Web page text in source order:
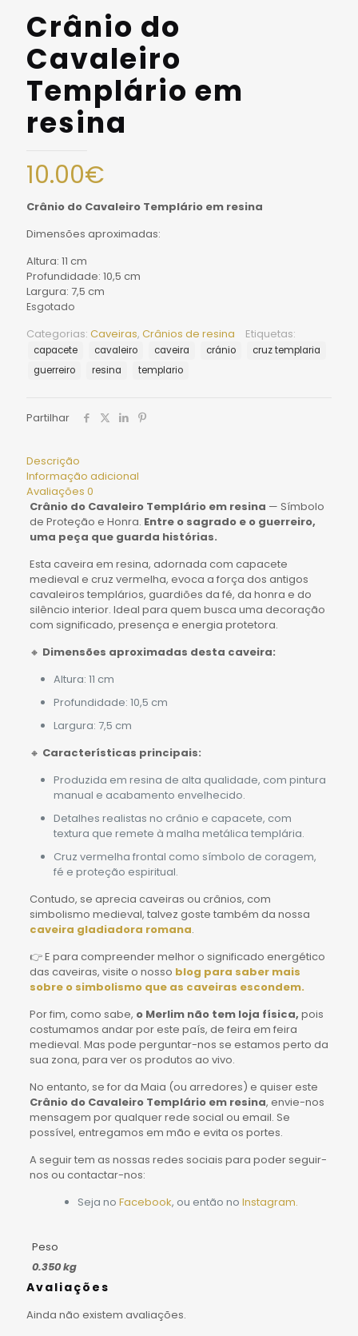
Crânio do
Cavaleiro
Templário em
resina
10.00€
Crânio do Cavaleiro Templário em resina
Dimensões aproximadas:
Altura: 11 cm
Profundidade: 10,5 cm
Largura: 7,5 cm
Esgotado
Categorias: Caveiras, Crânios de resina Etiquetas:
capacete cavaleiro caveira cránio
cruz templaria
guerreiro
resina templario
Partilhar
Descrição
Informação adicional
Avaliações 0
Crânio do Cavaleiro Templário em resina — Símbolo
de Proteção e Honra. Entre o sagrado e o guerreiro,
uma peça que guarda histórias.
Esta caveira em resina, adornada com capacete
medieval e cruz vermelha, evoca a força dos antigos
cavaleiros templários, guardiões da fé, da honra e do
silêncio interior. Ideal para quem busca uma decoração
com significado, presença e energia protetora.
🔸 Dimensões aproximadas desta caveira:
Altura: 11 cm
Profundidade: 10,5 cm
Largura: 7,5 cm
🔸 Características principais:
Produzida em resina de alta qualidade, com pintura
manual e acabamento envelhecido.
Detalhes realistas no crânio e capacete, com
textura que remete à malha metálica templária.
Cruz vermelha frontal como símbolo de coragem,
fé e proteção espiritual.
Contudo, se aprecia caveiras ou crânios, com
simbolismo medieval, talvez goste também da nossa
caveira gladiadora romana.
👉 E para compreender melhor o significado energético
das caveiras, visite o nosso blog para saber mais
sobre o simbolismo que as caveiras escondem.
Por fim, como sabe, o Merlim não tem loja física, pois
costumamos andar por este país, de feira em feira
medieval. Mas pode perguntar-nos se estamos perto da
sua zona, para ver os produtos ao vivo.
No entanto, se for da Maia (ou arredores) e quiser este
Crânio do Cavaleiro Templário em resina, envie-nos
mensagem por qualquer rede social ou email. Se
possível, entregamos em mão e evita os portes.
A seguir tem as nossas redes sociais para poder seguir-
nos ou contactar-nos:
Seja no Facebook, ou então no Instagram.
Peso
0.350 kg
Avaliações
Ainda não existem avaliações.